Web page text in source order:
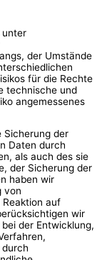
unter
der Umstände
für die Rechte
technische und
angemessenes
Sicherung der
Daten durch
als auch des sie
der Sicherung der
haben wir
von
auf
wir
der Entwicklung,